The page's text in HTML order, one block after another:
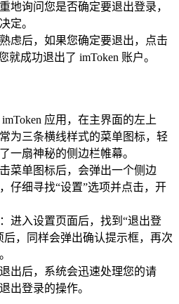
地询问您是否确定要退出登录，
定。
虑后，如果您确定要退出，点击
就成功退出了 imToken 账户。
imToken 应用，在主界面的左上
为三条横线样式的菜单图标，轻
一扇神秘的侧边栏帷幕。
菜单图标后，会弹出一个侧边
仔细寻找“设置”选项并点击，开
：进入设置页面后，找到“退出登
后，同样会弹出确认提示框，再次
出后，系统会迅速处理您的请
出登录的操作。